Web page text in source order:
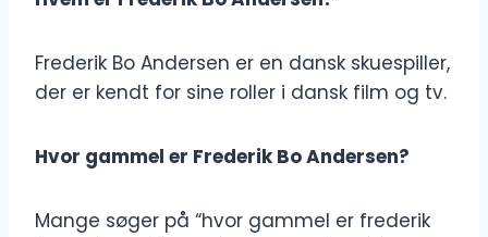
Frederik Bo Andersen er en dansk skuespiller,
der er kendt for sine roller i dansk film og tv.
Hvor gammel er Frederik Bo Andersen?
Mange søger på “hvor gammel er frederik